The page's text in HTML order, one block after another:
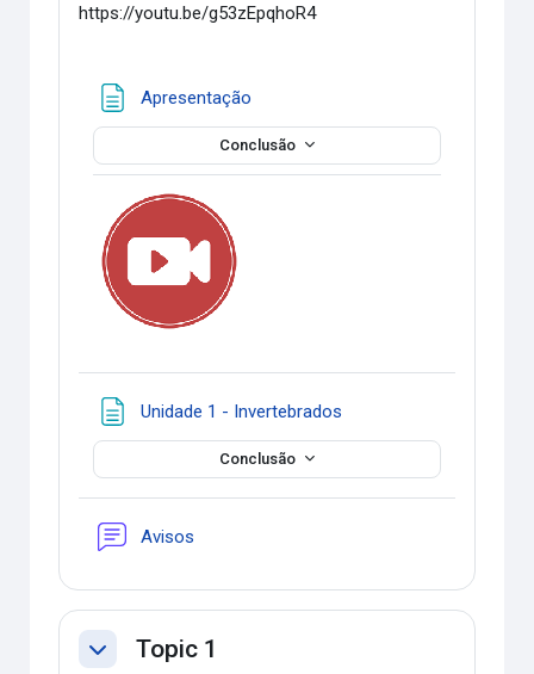
https://youtu.be/g53zEpqhoR4
Apresentação
Conclusão
Unidade 1 - Invertebrados
Conclusão
Avisos
ContrairTopic 1